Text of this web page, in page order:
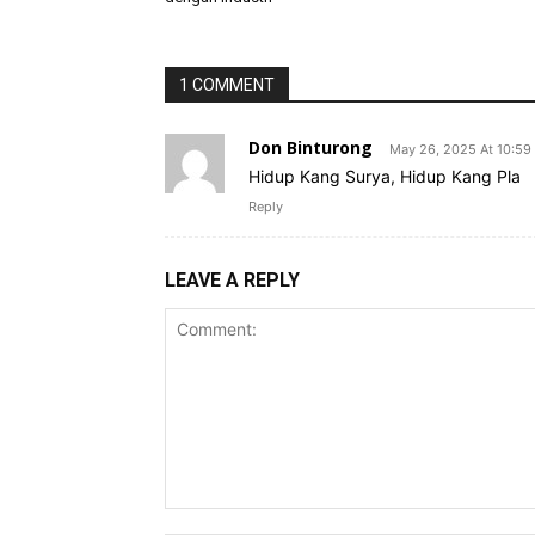
1 COMMENT
Don Binturong May 26, 2025 At 10:59
Hidup Kang Surya, Hidup Kang Pla
Reply
LEAVE A REPLY